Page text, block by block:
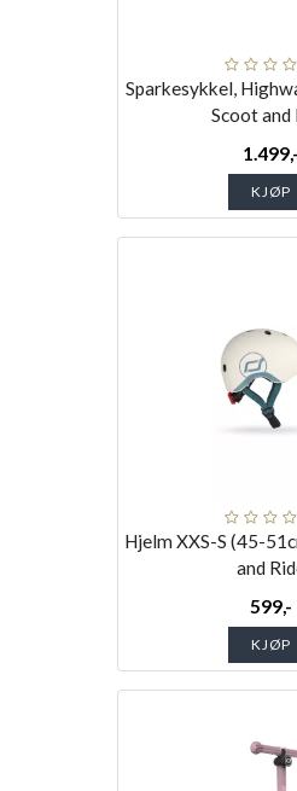
Sparkesykkel,
Scoot and
1.499,-
KJØP
Hjelm XXS-S (45-
and
599,-
KJØP